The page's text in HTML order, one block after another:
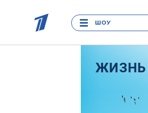
ШОУ
ЖИЗНЬ